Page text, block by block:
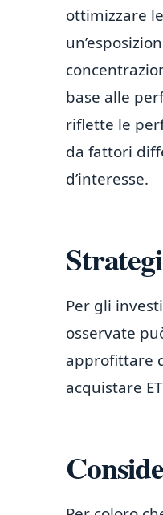
ottimizzare
base alle
riflette le
da fattori
d’interesse.
Per gli
osservate
approfittare
acquistare